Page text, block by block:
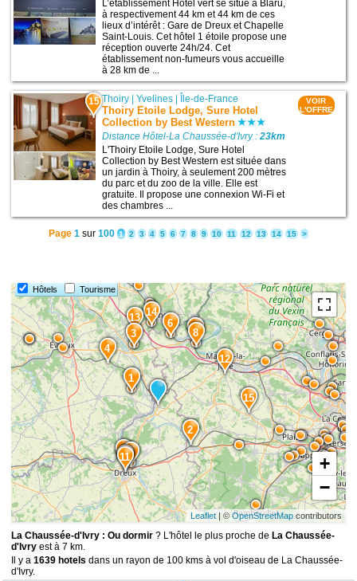
L’établissement Hôtel vert se situe à Blaru,
à respectivement 44 km et 44 km de ces
lieux d’intérêt : Gare de Dreux et Chapelle
Saint-Louis. Cet hôtel 1 étoile propose une
réception ouverte 24h/24. Cet
établissement non-fumeurs vous accueille
à 28 km de ...
15 Thoiry |Yvelines Île-de-France
Thoiry Etoile Lodge, Sure Hotel
Collection by Best Western
Distance Hôtel-La Chaussée-d'Ivry :23km
L'Thoiry Etoile Lodge, Sure Hotel
Collection by Best Western est située dans
un jardin à Thoiry, à seulement 200 mètres
du parc et du zoo de la ville. Elle est
gratuite. Il propose une connexion Wi-Fi et
des chambres ...
VOIR
L'OFFRE
Page 1 sur 100 1 2 3 4 5 6 7 8 9 10 11 12 13 14 15 >
Hôtels Tourisme
15
14
13
12
11
10
9
8
7
6
5
4
3
2
1
+
−
Leaflet| ©OpenStreetMapcontributors
La Chaussée-d'Ivry : Ou dormir ? L'hôtel le plus proche de La Chaussée-
d'Ivry est à 7 km.
Il y a1639 hotels dans un rayon de 100 kms à vol d'oiseau de La Chaussée-
d'Ivry.